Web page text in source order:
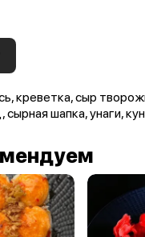
креветка, сыр
сырная шапка, унаги,